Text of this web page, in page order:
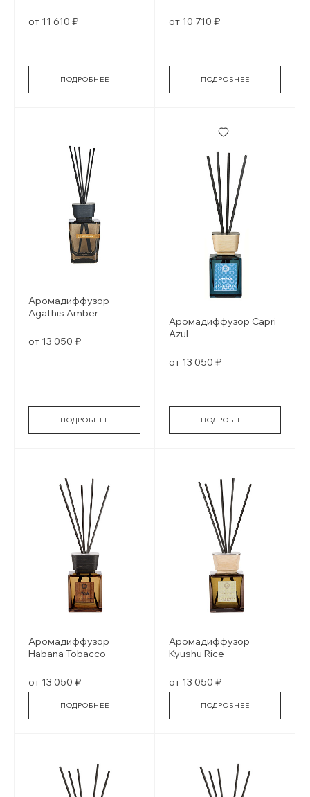
от 11 610 ₽
ПОДРОБНЕЕ
от 10 710 ₽
ПОДРОБНЕЕ
Аромадиффузор
Agathis Amber
от 13 050 ₽
ПОДРОБНЕЕ
Аромадиффузор Capri
Azul
от 13 050 ₽
ПОДРОБНЕЕ
Аромадиффузор
Habana Tobacco
от 13 050 ₽
ПОДРОБНЕЕ
Аромадиффузор
Kyushu Rice
от 13 050 ₽
ПОДРОБНЕЕ